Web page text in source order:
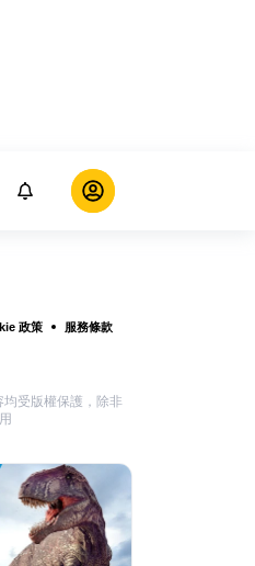
政策
服務條款
受版權保護，除非